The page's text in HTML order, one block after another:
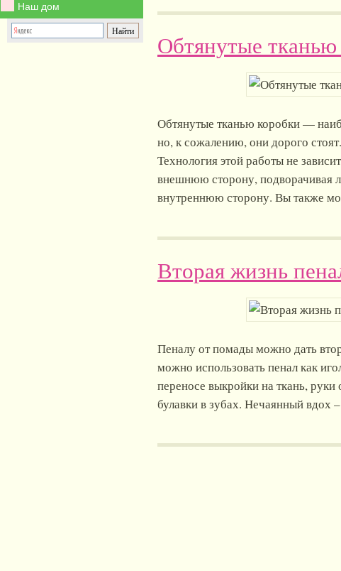
Наш дом
Обтянутые
Обтянутые тканью коробки —
но, к сожалению, они дорого
Технология этой работы не
внешнюю сторону, подворачивая
внутреннюю сторону. Вы также
Вторая жизнь
Пеналу от помады можно дать
можно использовать пенал как
переносе выкройки на ткань,
булавки в зубах. Нечаянный вдох